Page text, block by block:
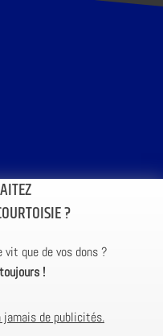
?
que de vos dons ?
!
jamais de publicités.